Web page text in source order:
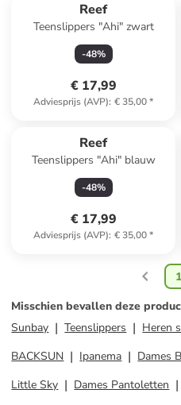
Reef
Teenslippers "Ahi" zwart
-48%
€ 17,99
Adviesprijs (AVP): € 35,00*
Reef
Teenslippers "Ahi" blauw
-48%
€ 17,99
Adviesprijs (AVP): € 35,00*
1
Misschien bevallen deze
Sunbay
Teenslippers Heren
BACKSUN
Ipanema Dames
Little Sky
Dames Pantoletten